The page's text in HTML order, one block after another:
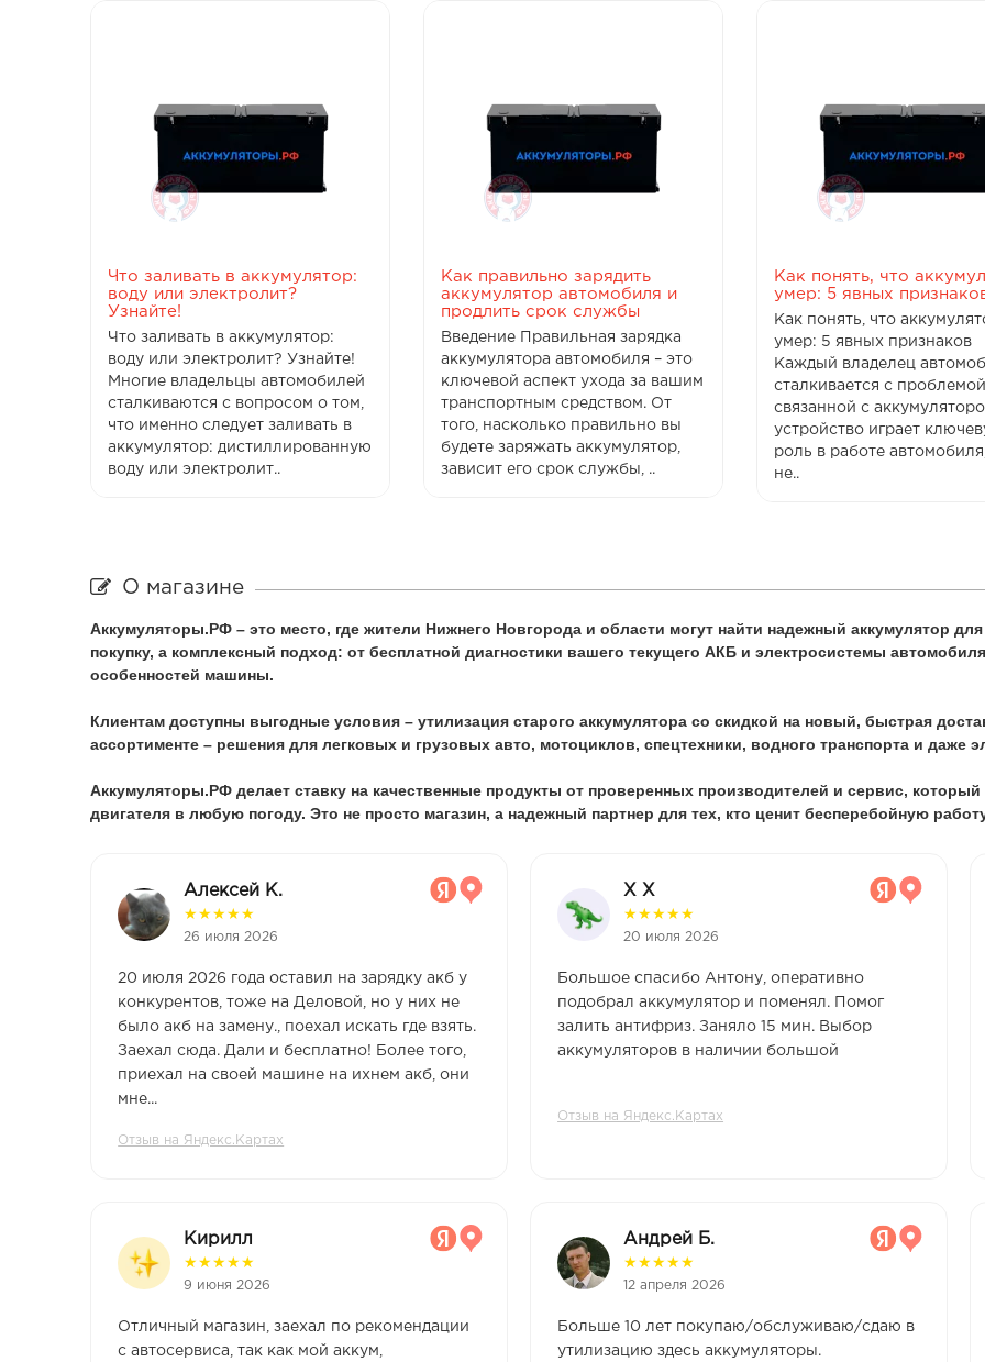
Что заливать в аккумулятор:
воду или электролит?
Узнайте!
Что заливать в аккумулятор:
воду или электролит? Узнайте!
Многие владельцы автомобилей
сталкиваются с вопросом о том,
что именно следует заливать в
аккумулятор: дистиллированную
воду или электролит..
Как правильно зарядить
аккумулятор автомобиля и
продлить срок службы
Введение Правильная зарядка
аккумулятора автомобиля – это
ключевой аспект ухода за вашим
транспортным средством. От
того, насколько правильно вы
будете заряжать аккумулятор,
зависит его срок службы, ..
Как понять, что
умер: 5 явных
Как понять, что
умер: 5 явных признаков
Каждый владелец
сталкивается с проблемой,
связанной с
устройство играет
роль в работе
не..
О магазине
Аккумуляторы.РФ – это место, где жители Нижнего Новгорода и области могут найти надежный аккумулятор
покупку, а комплексный подход: от бесплатной диагностики вашего текущего АКБ и электросистемы
особенностей машины.
Клиентам доступны выгодные условия – утилизация старого аккумулятора со скидкой на новый, быстрая
ассортименте – решения для легковых и грузовых авто, мотоциклов, спецтехники, водного транспорта и даже
Аккумуляторы.РФделает ставку на качественные продукты от проверенных производителей и сервис,
двигателя в любую погоду. Это не просто магазин, а надежный партнер для тех, кто ценит бесперебойную
Алексей К.
★★★★★
26 июля 2026
20 июля 2026 года оставил на зарядку акб у
конкурентов, тоже на Деловой, но у них не
было акб на замену., поехал искать где взять.
Заехал сюда. Дали и бесплатно! Более того,
приехал на своей машине на ихнем акб, они
мне...
Отзыв на Яндекс.Картах
X X
★★★★★
20 июля 2026
Большое спасибо Антону, оперативно
подобрал аккумулятор и поменял. Помог
залить антифриз. Заняло 15 мин. Выбор
аккумуляторов в наличии большой
Отзыв на Яндекс.Картах
Кирилл
★★★★★
9 июня 2026
Отличный магазин, заехал по рекомендации
с автосервиса, так как мой аккум,
Андрей Б.
★★★★★
12 апреля 2026
Больше 10 лет покупаю/обслуживаю/сдаю в
утилизацию здесь аккумуляторы.